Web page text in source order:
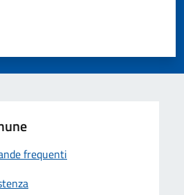
stelle su 5
su 5
5
frequenti